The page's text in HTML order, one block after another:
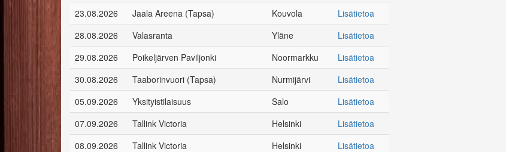
23.08.2026
Jaala Areena (Tapsa) Kouvola
Lisätietoa
28.08.2026
Valasranta Yläne
Lisätietoa
29.08.2026
Poikeljärven Paviljonki Noormarkku
Lisätietoa
30.08.2026
Taaborinvuori (Tapsa) Nurmijärvi
Lisätietoa
05.09.2026
Yksityistilaisuus Salo
Lisätietoa
07.09.2026
Tallink Victoria Helsinki
Lisätietoa
08.09.2026
Tallink Victoria Helsinki
Lisätietoa